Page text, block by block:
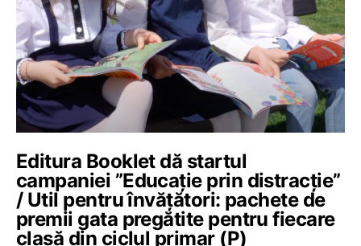
Editura Booklet dă startul
campaniei ”Educație prin distracție”
/ Util pentru învățători: pachete de
premii gata pregătite pentru fiecare
clasă din ciclul primar (P)